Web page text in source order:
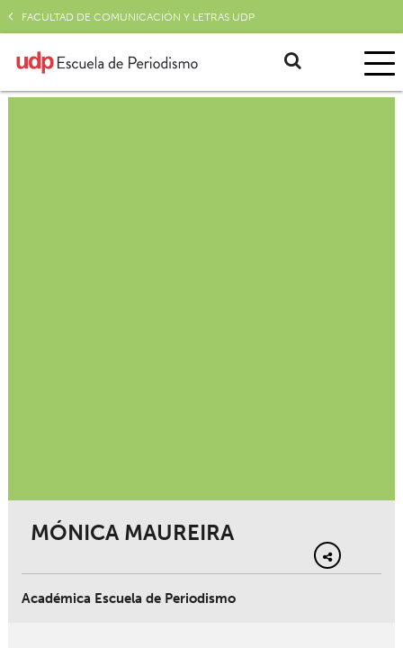
FACULTAD DE COMUNICACIÓN Y LETRAS UDP
MÓNICA MAUREIRA
Académica Escuela de Periodismo